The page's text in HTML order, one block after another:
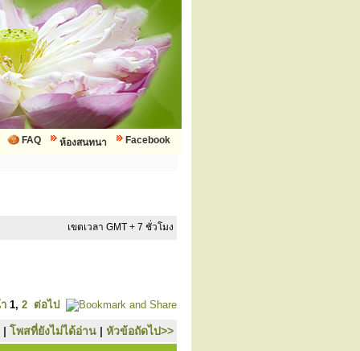
Facebook
ห้องสนทนา
FAQ
เขตเวลา GMT + 7 ชั่วโมง
1, 2 ต่อไป
| โพสที่ยังไม่ได้อ่าน | หัวข้อถัดไป>>